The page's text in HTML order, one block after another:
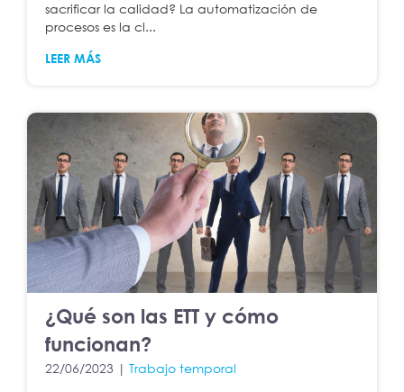
sacrificar la calidad? La automatización de
procesos es la cl...
LEER MÁS
¿Qué son las ETT y cómo
funcionan?
22/06/2023 | Trabajo temporal